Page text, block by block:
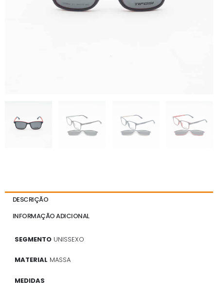
DESCRIÇÃO
INFORMAÇÃO ADICIONAL
SEGMENTO UNISSEXO
MATERIAL MASSA
MEDIDAS